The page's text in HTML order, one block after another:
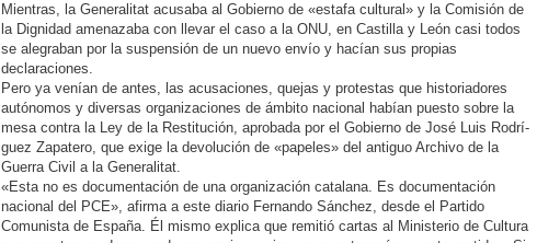
Mientras, la Generalitat acusaba al Gobierno de «estafa cultural» y la Comisión de
la Dignidad amenazaba con llevar el caso a la ONU, en Castilla y León casi todos
se alegraban por la suspensión de un nuevo envío y hacían sus propias
declaraciones.
Pero ya venían de antes, las acusaciones, quejas y protestas que historiadores
autónomos y diversas organizaciones de ámbito nacional habían puesto sobre la
mesa contra la Ley de la Restitución, aprobada por el Gobierno de José Luis Rodrí-
guez Zapatero, que exige la devolución de «papeles» del antiguo Archivo de la
Guerra Civil a la Generalitat.
«Esta no es documentación de una organización catalana. Es documentación
nacional del PCE», afirma a este diario Fernando Sánchez, desde el Partido
Comunista de España. Él mismo explica que remitió cartas al Ministerio de Cultura